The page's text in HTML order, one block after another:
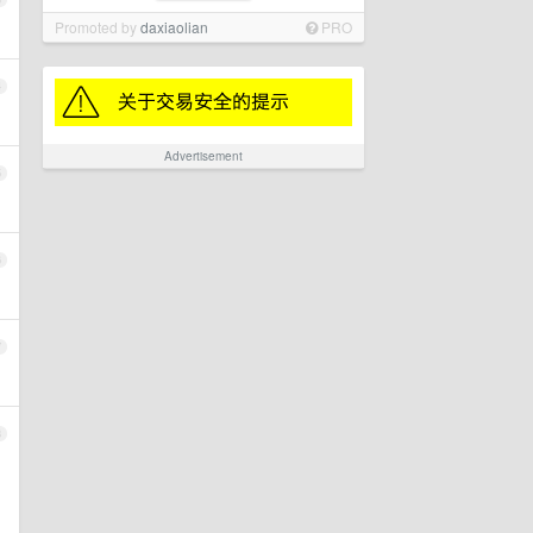
Promoted bydaxiaolian PRO
Advertisement